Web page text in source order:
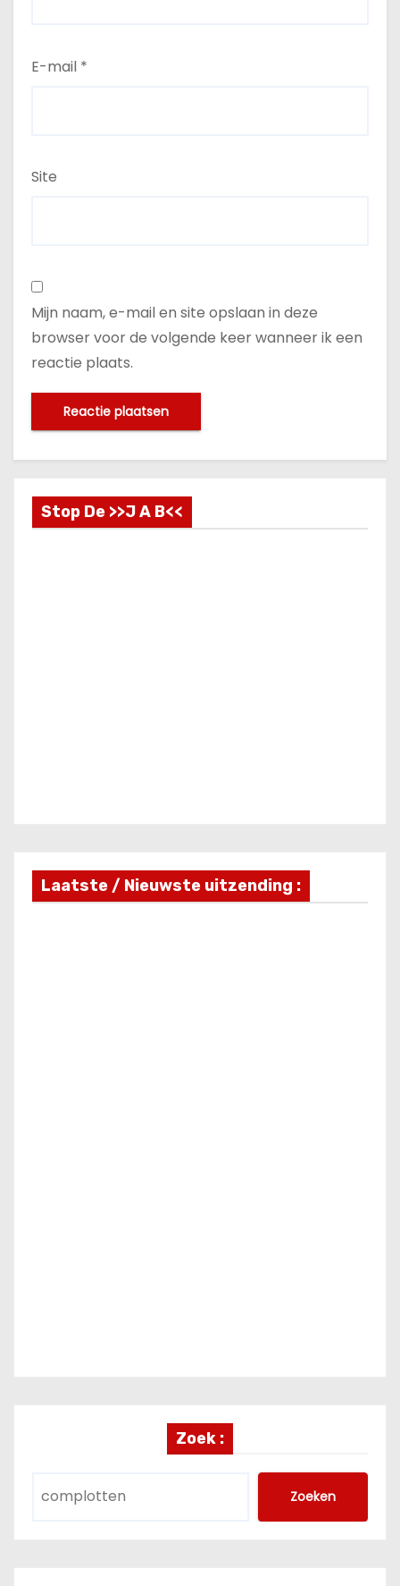
E-mail *
Site
Mijn naam, e-mail en site opslaan in deze
browser voor de volgende keer wanneer ik een
reactie plaats.
Stop De >>J A B<<
Laatste / Nieuwste uitzending :
Zoek :
Zoeken